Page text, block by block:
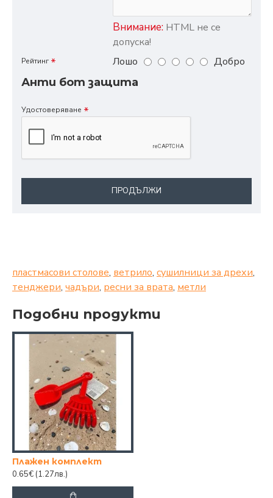
Внимание: HTML не се
допуска!
Рейтинг Лошо
Добро
Анти бот защита
Удостоверяване
ПРОДЪЛЖИ
пластмасови столове, ветрило, сушилници за дрехи,
тенджери, чадъри, ресни за врата, метли
Подобни продукти
Плажен комплект
0.65€ (1.27лв.)